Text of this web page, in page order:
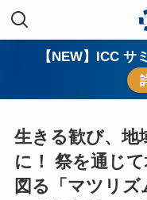
【NEW】ICC サ
生きる歓び、地
に！ 祭を通じ
図る「マツリズ